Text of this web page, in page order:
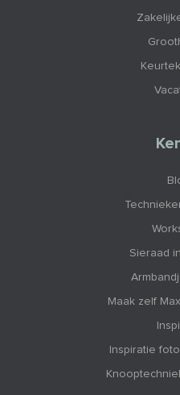
Sieraad
Maak zelf
Inspiratie